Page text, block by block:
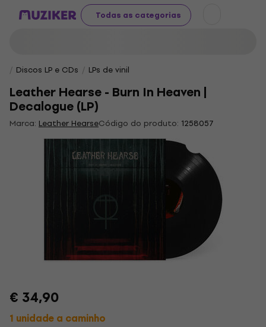
Todas as categorias
Discos LP e CDs LPs de vinil
Leather Hearse - Burn In Heaven |
Decalogue (LP)
Marca: Leather HearseCódigo do produto: 1258057
€ 34,90
1 unidade a caminho